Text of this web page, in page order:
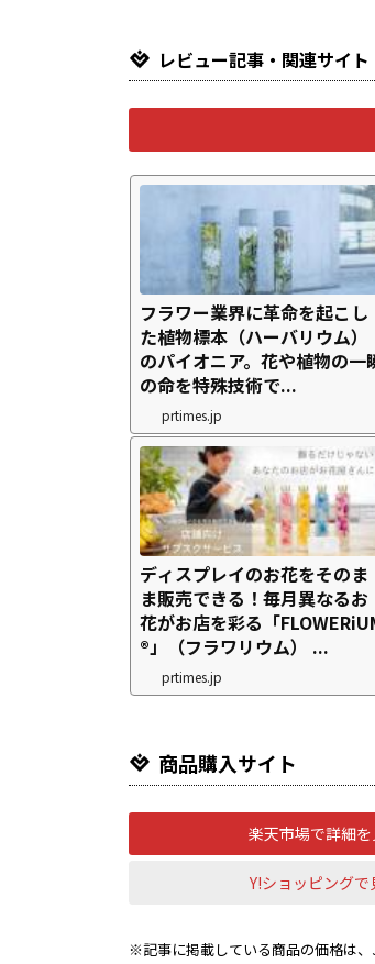
レビュー記事・関連サイト
フラワー業界に革命を起こし
た植物標本（ハーバリウム）
のパイオニア。花や植物の一
の命を特殊技術で...
prtimes.jp
ディスプレイのお花をそのま
ま販売できる！毎月異なるお
花がお店を彩る「
®」（フラワリウム） ...
prtimes.jp
商品購入サイト
楽天市場で詳細を
Y!ショッピングで
※記事に掲載している商品の価格は、